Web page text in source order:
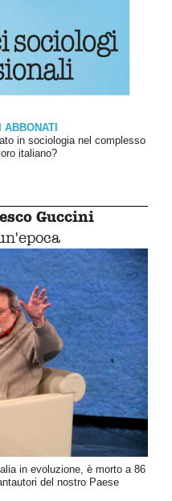
in sociologia nel complesso
italiano?
Guccini
in evoluzione, è morto a 86
del nostro Paese